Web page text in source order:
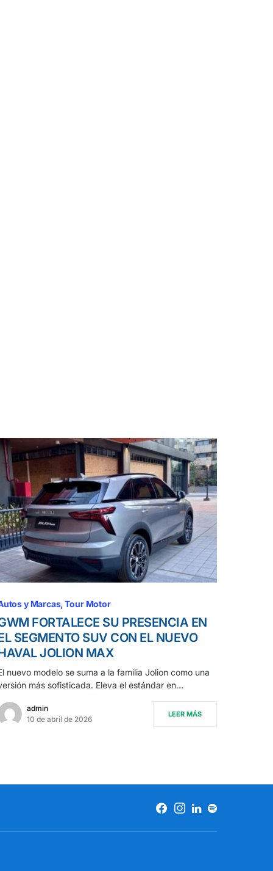
y Marcas Tour Motor
FORTALECE SU PRESENCIA EN
SEGMENTO SUV CON EL NUEVO
JOLION MAX
nuevo modelo se suma a la familia Jolion como una
más sofisticada. Eleva el estándar en…
admin
10 de abril de 2026
LEER MÁS